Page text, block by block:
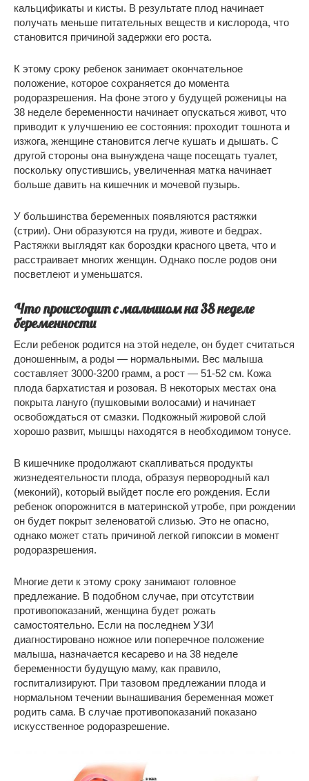
кальцификаты и кисты. В результате плод начинает
получать меньше питательных веществ и кислорода, что
становится причиной задержки его роста.
К этому сроку ребенок занимает окончательное
положение, которое сохраняется до момента
родоразрешения. На фоне этого у будущей роженицы на
38 неделе беременности начинает опускаться живот, что
приводит к улучшению ее состояния: проходит тошнота и
изжога, женщине становится легче кушать и дышать. С
другой стороны она вынуждена чаще посещать туалет,
поскольку опустившись, увеличенная матка начинает
больше давить на кишечник и мочевой пузырь.
У большинства беременных появляются растяжки
(стрии). Они образуются на груди, животе и бедрах.
Растяжки выглядят как бороздки красного цвета, что и
расстраивает многих женщин. Однако после родов они
посветлеют и уменьшатся.
Что происходит с малышом на 38 неделе
беременности
Если ребенок родится на этой неделе, он будет считаться
доношенным, а роды — нормальными. Вес малыша
составляет 3000-3200 грамм, а рост — 51-52 см. Кожа
плода бархатистая и розовая. В некоторых местах она
покрыта лануго (пушковыми волосами) и начинает
освобождаться от смазки. Подкожный жировой слой
хорошо развит, мышцы находятся в необходимом тонусе.
В кишечнике продолжают скапливаться продукты
жизнедеятельности плода, образуя первородный кал
(меконий), который выйдет после его рождения. Если
ребенок опорожнится в материнской утробе, при рождении
он будет покрыт зеленоватой слизью. Это не опасно,
однако может стать причиной легкой гипоксии в момент
родоразрешения.
Многие дети к этому сроку занимают головное
предлежание. В подобном случае, при отсутствии
противопоказаний, женщина будет рожать
самостоятельно. Если на последнем УЗИ
диагностировано ножное или поперечное положение
малыша, назначается кесарево и на 38 неделе
беременности будущую маму, как правило,
госпитализируют. При тазовом предлежании плода и
нормальном течении вынашивания беременная может
родить сама. В случае противопоказаний показано
искусственное родоразрешение.